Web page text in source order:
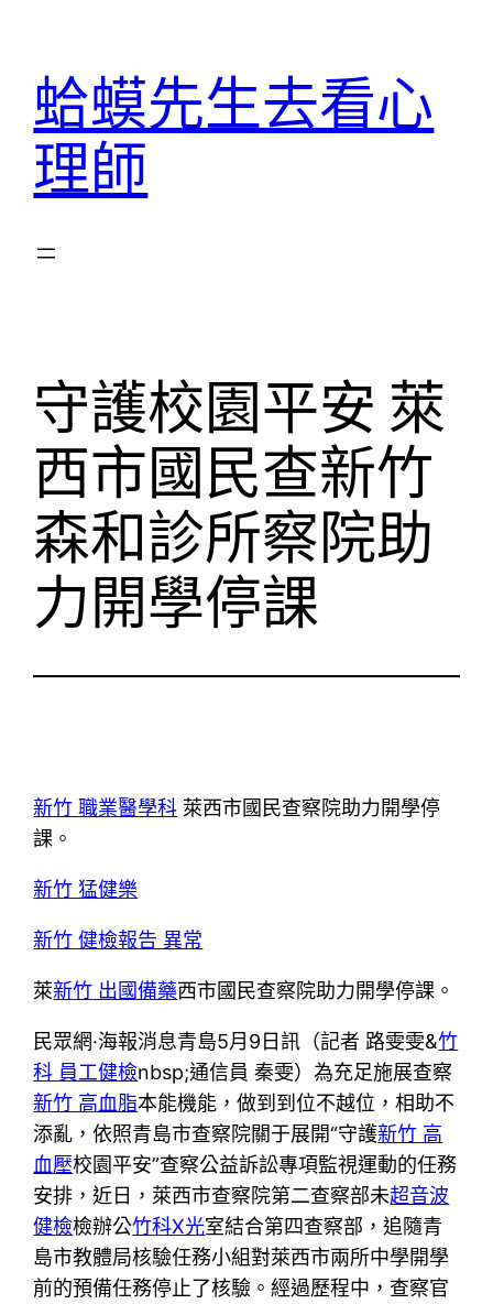
蛤蟆先生去看心
理師
守護校園平安 萊
西市國民查新竹
森和診所察院助
力開學停課
新竹 職業醫學科 萊西市國民查察院助力開學停
課。
新竹 猛健樂
新竹 健檢報告 異常
萊新竹 出國備藥西市國民查察院助力開學停課。
民眾網·海報消息青島5月9日訊（記者 路雯雯&竹
科 員工健檢nbsp;通信員 秦雯）為充足施展查察
新竹 高血脂本能機能，做到到位不越位，相助不
添亂，依照青島市查察院關于展開“守護新竹 高
血壓校園平安”查察公益訴訟專項監視運動的任務
安排，近日，萊西市查察院第二查察部未超音波
健檢檢辦公竹科X光室結合第四查察部，追隨青
島市教體局核驗任務小組對萊西市兩所中學開學
前的預備任務停止了核驗。經過歷程中，查察官